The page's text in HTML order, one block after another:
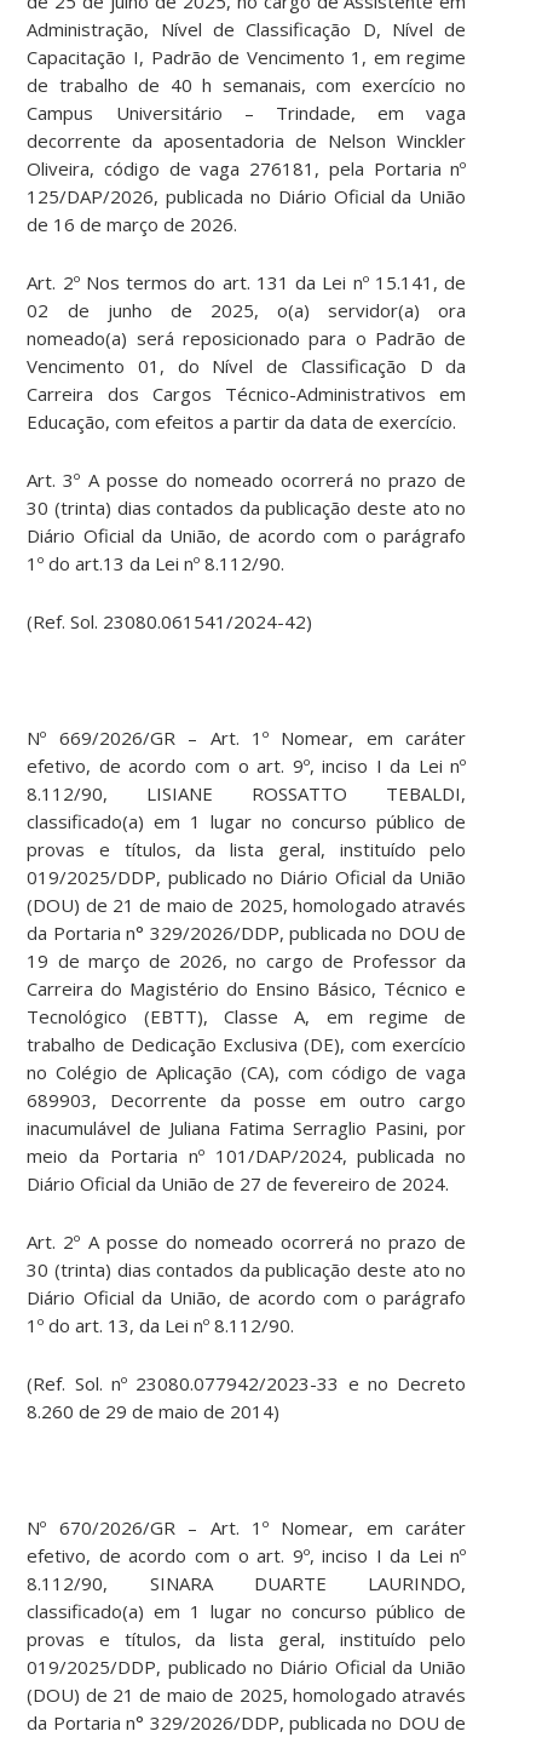
Administração, Nível de Classificação D, Nível de
Capacitação I, Padrão de Vencimento 1, em regime
de trabalho de 40 h semanais, com exercício no
Campus Universitário – Trindade, em vaga
decorrente da aposentadoria de Nelson Winckler
Oliveira, código de vaga 276181, pela Portaria nº
125/DAP/2026, publicada no Diário Oficial da União
de 16 de março de 2026.
Art. 2º Nos termos do art. 131 da Lei nº 15.141, de
02 de junho de 2025, o(a) servidor(a) ora
nomeado(a) será reposicionado para o Padrão de
Vencimento 01, do Nível de Classificação D da
Carreira dos Cargos Técnico-Administrativos em
Educação, com efeitos a partir da data de exercício.
Art. 3º A posse do nomeado ocorrerá no prazo de
30 (trinta) dias contados da publicação deste ato no
Diário Oficial da União, de acordo com o parágrafo
1º do art.13 da Lei nº 8.112/90.
(Ref. Sol. 23080.061541/2024-42)
Nº 669/2026/GR – Art. 1º Nomear, em caráter
efetivo, de acordo com o art. 9º, inciso I da Lei nº
8.112/90, LISIANE ROSSATTO TEBALDI,
classificado(a) em 1 lugar no concurso público de
provas e títulos, da lista geral, instituído pelo
019/2025/DDP, publicado no Diário Oficial da União
(DOU) de 21 de maio de 2025, homologado através
da Portaria n° 329/2026/DDP, publicada no DOU de
19 de março de 2026, no cargo de Professor da
Carreira do Magistério do Ensino Básico, Técnico e
Tecnológico (EBTT), Classe A, em regime de
trabalho de Dedicação Exclusiva (DE), com exercício
no Colégio de Aplicação (CA), com código de vaga
689903, Decorrente da posse em outro cargo
inacumulável de Juliana Fatima Serraglio Pasini, por
meio da Portaria nº 101/DAP/2024, publicada no
Diário Oficial da União de 27 de fevereiro de 2024.
Art. 2º A posse do nomeado ocorrerá no prazo de
30 (trinta) dias contados da publicação deste ato no
Diário Oficial da União, de acordo com o parágrafo
1º do art. 13, da Lei nº 8.112/90.
(Ref. Sol. nº 23080.077942/2023-33 e no Decreto
8.260 de 29 de maio de 2014)
Nº 670/2026/GR – Art. 1º Nomear, em caráter
efetivo, de acordo com o art. 9º, inciso I da Lei nº
8.112/90, SINARA DUARTE LAURINDO,
classificado(a) em 1 lugar no concurso público de
provas e títulos, da lista geral, instituído pelo
019/2025/DDP, publicado no Diário Oficial da União
(DOU) de 21 de maio de 2025, homologado através
da Portaria n° 329/2026/DDP, publicada no DOU de